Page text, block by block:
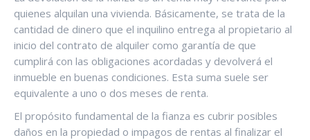
quienes alquilan una vivienda. Básicamente, se trata de la
cantidad de dinero que el inquilino entrega al propietario al
inicio del contrato de alquiler como garantía de que
cumplirá con las obligaciones acordadas y devolverá el
inmueble en buenas condiciones. Esta suma suele ser
equivalente a uno o dos meses de renta.
El propósito fundamental de la fianza es cubrir posibles
daños en la propiedad o impagos de rentas al finalizar el